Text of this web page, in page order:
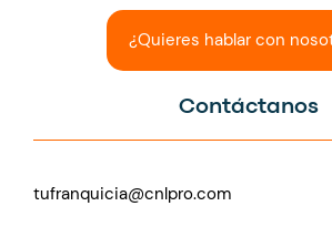
¿Quieres hablar con
Contáctanos
tufranquicia@cnlpro.com